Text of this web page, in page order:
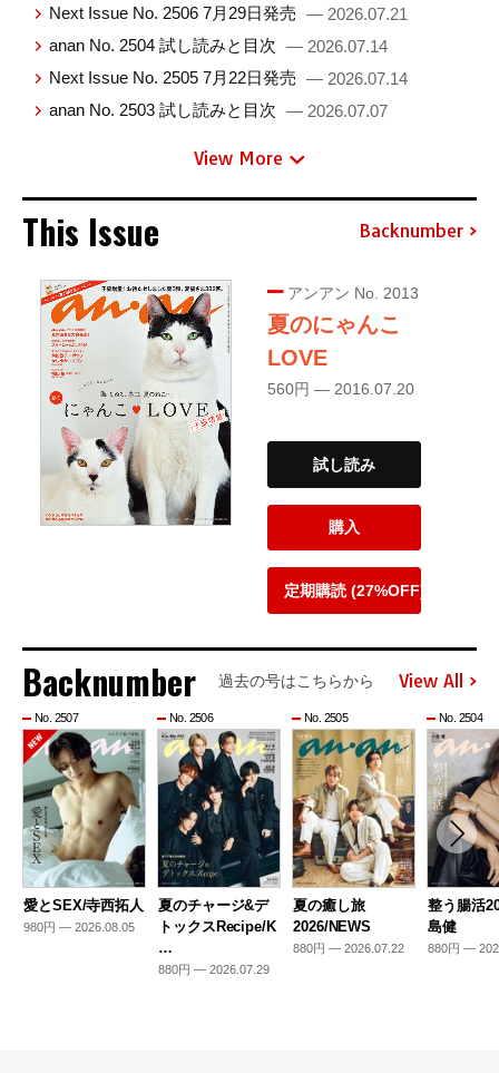
Next Issue No. 2506 7月29日発売 — 2026.07.21
anan No. 2504 試し読みと目次 — 2026.07.14
Next Issue No. 2505 7月22日発売 — 2026.07.14
anan No. 2503 試し読みと目次 — 2026.07.07
View More
This Issue Backnumber
アンアン No. 2013
夏のにゃんこ
LOVE
560円 — 2016.07.20
試し読み
購入
定期購読 (27%OFF)
Backnumber 過去の号はこちらから View All
No. 2507
愛とSEX/寺西拓人
980円 — 2026.08.05
No. 2506
夏のチャージ&デ
トックスRecipe/K
…
880円 — 2026.07.29
No. 2505
夏の癒し旅
2026/NEWS
880円 — 2026.07.22
No. 2504
整う腸活
島健
880円 —